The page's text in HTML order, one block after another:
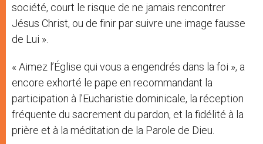
société, court le risque de ne jamais rencontrer
Jésus Christ, ou de finir par suivre une image fausse
de Lui ».
« Aimez l’Église qui vous a engendrés dans la foi », a
encore exhorté le pape en recommandant la
participation à l’Eucharistie dominicale, la réception
fréquente du sacrement du pardon, et la fidélité à la
prière et à la méditation de la Parole de Dieu.